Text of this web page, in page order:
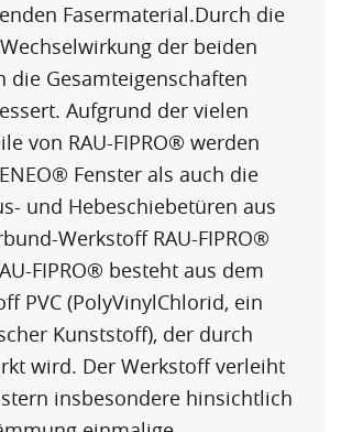
Fasermaterial.Durch die
der beiden
die Gesamteigenschaften
Aufgrund der vielen
von RAU-FIPRO® werden
Fenster als auch die
und Hebeschiebetüren aus
Werkstoff RAU-FIPRO®
FIPRO® besteht aus dem
PVC (PolyVinylChlorid, ein
Kunststoff), der durch
wird. Der Werkstoff verleiht
insbesondere hinsichtlich